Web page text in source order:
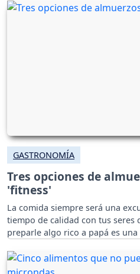
GASTRONOMÍA
Tres opciones de
'fitness'
La comida siempre será una
tiempo de calidad con tus seres
preparle algo rico a papá es